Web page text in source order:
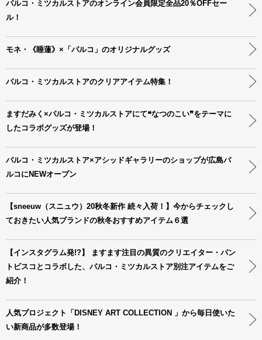
パルコ・ミツカルストアのオンライン会員限定全品20％OFFセー
ル！
モネ・《睡蓮》×「パルコ」のオリジナルグッズ
パルコ・ミツカルストアのクリアアイテム特集！
ますだみく×パルコ・ミツカルストアにて❝なつのこい❞をテーマに
したコラボグッズが登場！
パルコ・ミツカルストア×アシッドギャラリーのショップが広島パ
ルコにNEWオープン
【sneeuw（スニュウ）20秋冬新作 続々入荷！】今からチェックし
ておきたい人気ブランドの秋冬おすすめアイテム６選
【インスタグラム発!?】 ますます注目の異質のクリエイター・パン
トビスコとコラボした、パルコ・ミツカルストア別注アイテムをご
紹介！
人気プロジェクト「DISNEY ART COLLECTION 」から毎日使いた
い新商品が多数登場！